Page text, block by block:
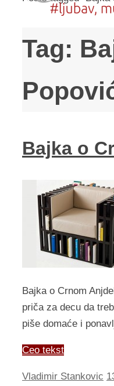
Tag:
Bajka o
Bajka o Crnom
priča za decu da
piše domaće i
Ceo tekst
Vladimir Stankovic